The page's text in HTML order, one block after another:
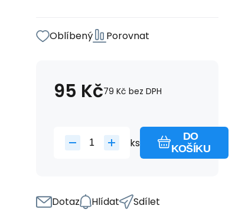
Oblíbený Porovnat
95 Kč79 Kč bez DPH
ks
DO
KOŠÍKU
Dotaz Hlídat Sdílet